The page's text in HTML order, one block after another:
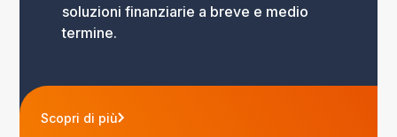
soluzioni finanziarie a breve e medio
termine.
Scopri di più